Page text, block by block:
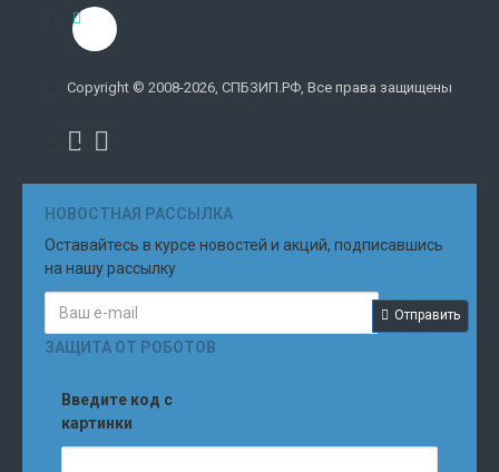
Copyright © 2008-2026, СПБЗИП.РФ, Все права защищены
НОВОСТНАЯ РАССЫЛКА
Оставайтесь в курсе новостей и акций, подписавшись
на нашу рассылку
Отправить
ЗАЩИТА ОТ РОБОТОВ
Введите код с
картинки